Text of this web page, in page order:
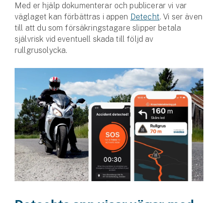
Fritidshusförsäkring
Företag
Företagsförsäkring
Bilförsäkring för företag
Släpvagnsförsäkring
Drönarförsäkring
För förmedlare
Gruppförsäkringar
Kommunolycksfall
Försäkring via förmedlare
Med er hjälp dokumenterar och publicerar vi var
väglaget kan förbättras i appen Detecht. Vi ser även
till att du som försäkringstagare slipper betala
självrisk vid eventuell skada till följd av
rullgrusolycka.